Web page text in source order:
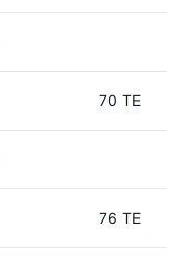
70 TE
76 TE